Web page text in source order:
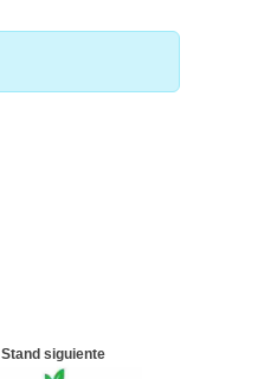
Stand siguiente